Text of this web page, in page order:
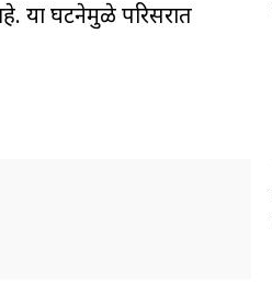
या घटनेमुळे परिसरात